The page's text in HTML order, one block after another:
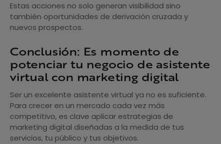
Estas acciones no solo generan visibilidad sino
también oportunidades de derivación cruzada y
nuevos prospectos.
Conclusión: Es momento de
potenciar tu negocio de asistente
virtual con marketing digital
Ser un excelente asistente virtual ya no es suficiente.
Para crecer en un mercado cada vez más
competitivo, es clave aplicar estrategias de
marketing digital diseñadas a la medida de tus
servicios, tu público y tus objetivos.